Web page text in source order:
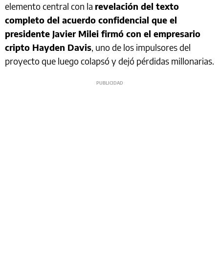
elemento central con la revelación del texto
completo del acuerdo confidencial que el
presidente Javier Milei firmó con el empresario
cripto Hayden Davis, uno de los impulsores del
proyecto que luego colapsó y dejó pérdidas millonarias.